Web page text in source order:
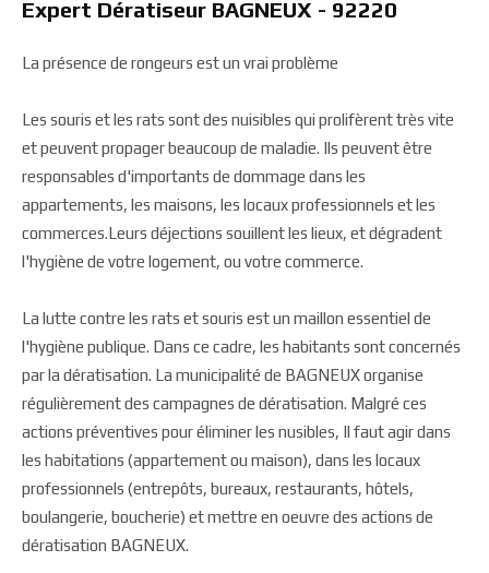
Expert Dératiseur BAGNEUX - 92220
La présence de rongeurs est un vrai problème
Les souris et les rats sont des nuisibles qui prolifèrent très vite
et peuvent propager beaucoup de maladie. Ils peuvent être
responsables d'importants de dommage dans les
appartements, les maisons, les locaux professionnels et les
commerces.Leurs déjections souillent les lieux, et dégradent
l'hygiène de votre logement, ou votre commerce.
La lutte contre les rats et souris est un maillon essentiel de
l'hygiène publique. Dans ce cadre, les habitants sont concernés
par la dératisation. La municipalité de BAGNEUX organise
régulièrement des campagnes de dératisation. Malgré ces
actions préventives pour éliminer les nusibles, Il faut agir dans
les habitations (appartement ou maison), dans les locaux
professionnels (entrepôts, bureaux, restaurants, hôtels,
boulangerie, boucherie) et mettre en oeuvre des actions de
dératisation BAGNEUX.